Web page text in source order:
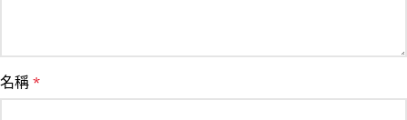
名稱 *